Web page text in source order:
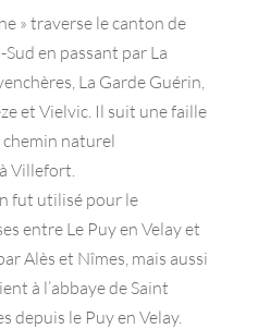
» traverse le canton de
en passant par La
La Garde Guérin,
et Vielvic. Il suit une faille
naturel
Villefort.
fut utilisé pour le
entre Le Puy en Velay et
Alès et Nîmes, mais aussi
à l’abbaye de Saint
depuis le Puy en Velay.